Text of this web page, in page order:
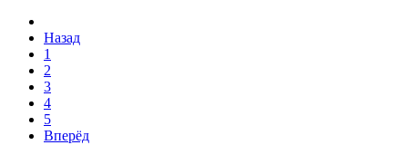
Назад
1
2
3
4
5
Вперёд